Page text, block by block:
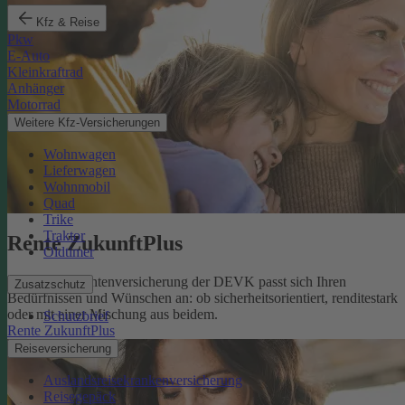
Kfz & Reise
Pkw
E-Auto
Kleinkraftrad
Anhänger
Motorrad
Weitere Kfz-Versicherungen
Wohnwagen
Lieferwagen
Wohnmobil
Quad
Trike
Traktor
Oldtimer
Zusatzschutz
Schutzbrief
Reiseversicherung
Auslandsreisekrankenversicherung
Reisegepäck
Rente ZukunftPlus
Die private Rentenversicherung der DEVK passt sich Ihren
Bedürfnissen und Wünschen an: ob sicherheitsorientiert, renditestark
oder mit einer Mischung aus beidem.
Rente ZukunftPlus